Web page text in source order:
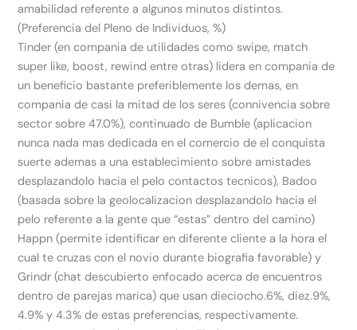
amabilidad referente a algunos minutos distintos.
(Preferencia del Pleno de Individuos, %)
Tinder (en compania de utilidades como swipe, match
super like, boost, rewind entre otras) lidera en compania de
un beneficio bastante preferiblemente los demas, en
compania de casi la mitad de los seres (connivencia sobre
sector sobre 47.0%), continuado de Bumble (aplicacion
nunca nada mas dedicada en el comercio de el conquista
suerte ademas a una establecimiento sobre amistades
desplazandolo hacia el pelo contactos tecnicos), Badoo
(basada sobre la geolocalizacion desplazandolo hacia el
pelo referente a la gente que “estas” dentro del camino)
Happn (permite identificar en diferente cliente a la hora el
cual te cruzas con el novio durante biografia favorable) y
Grindr (chat descubierto enfocado acerca de encuentros
dentro de parejas marica) que usan dieciocho.6%, diez.9%,
4.9% y 4.3% de estas preferencias, respectivamente.